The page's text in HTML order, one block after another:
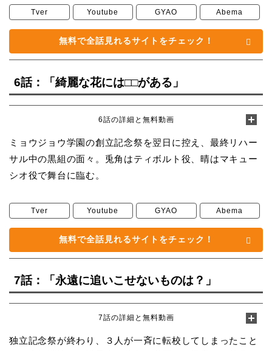
Tver Youtube GYAO Abema
無料で全話見れるサイトをチェック！
6話：「綺麗な花には□□がある」
6話の詳細と無料動画
ミョウジョウ学園の創立記念祭を翌日に控え、最終リハー
サル中の黒組の面々。兎角はティボルト役、晴はマキュー
シオ役で舞台に臨む。
Tver Youtube GYAO Abema
無料で全話見れるサイトをチェック！
7話：「永遠に追いこせないものは？」
7話の詳細と無料動画
独立記念祭が終わり、３人が一斉に転校してしまったこと